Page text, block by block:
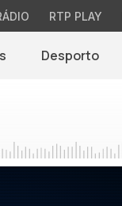
RTP PLAY
Desporto